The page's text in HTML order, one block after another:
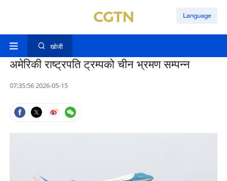
Language
खोजी
अमेरिकी राष्ट्रपति ट्रम्पको चीन भ्रमण सम्पन्न
07:35:56 2026-05-15